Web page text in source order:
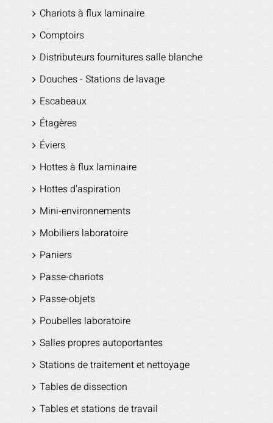
Chariots à flux laminaire
Comptoirs
Distributeurs fournitures salle blanche
Douches - Stations de lavage
Escabeaux
Étagères
Éviers
Hottes à flux laminaire
Hottes d'aspiration
Mini-environnements
Mobiliers laboratoire
Paniers
Passe-chariots
Passe-objets
Poubelles laboratoire
Salles propres autoportantes
Stations de traitement et nettoyage
Tables de dissection
Tables et stations de travail